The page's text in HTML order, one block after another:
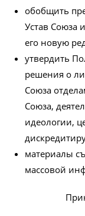
обобщить
Устав Союза
его новую
утвердить
решения о
Союза
Союза,
идеологии,
материалы
массовой